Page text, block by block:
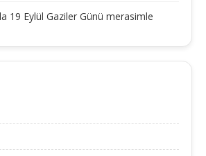
19 Eylül Gaziler Günü merasimle